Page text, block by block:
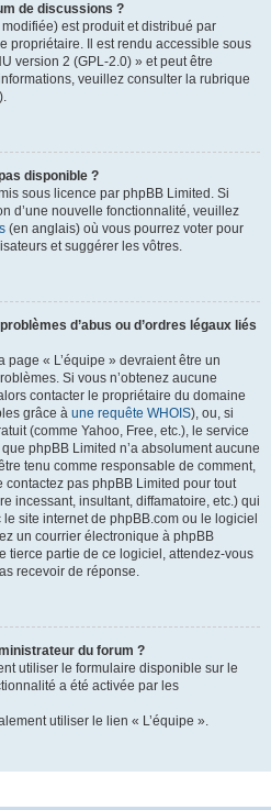
de discussions ?
est produit et distribué par
propriétaire. Il est rendu accessible sous
version 2 (GPL-2.0) » et peut être
veuillez consulter la rubrique
disponible ?
sous licence par phpBB Limited. Si
d’une nouvelle fonctionnalité, veuillez
(en anglais) où vous pourrez voter pour
et suggérer les vôtres.
d’abus ou d’ordres légaux liés
page « L’équipe » devraient être un
Si vous n’obtenez aucune
contacter le propriétaire du domaine
grâce à une requête WHOIS), ou, si
(comme Yahoo, Free, etc.), le service
phpBB Limited n’a absolument aucune
tenu comme responsable de comment,
pas phpBB Limited pour tout
incessant, insultant, diffamatoire, etc.) qui
site internet de phpBB.com ou le logiciel
un courrier électronique à phpBB
tierce partie de ce logiciel, attendez-vous
recevoir de réponse.
du forum ?
utiliser le formulaire disponible sur le
a été activée par les
utiliser le lien « L’équipe ».